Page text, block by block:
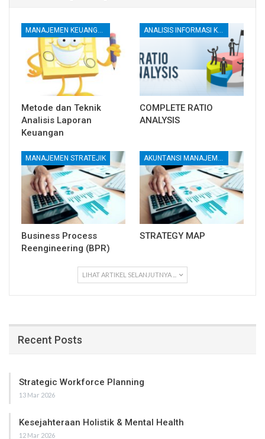
MANAJEMEN KEUANGAN
Metode dan Teknik
Analisis Laporan
Keuangan
ANALISIS INFORMASI KEUANGAN
COMPLETE RATIO
ANALYSIS
MANAJEMEN STRATEJIK
Business Process
Reengineering (BPR)
AKUNTANSI MANAJEMEN DAN BIAYA
STRATEGY MAP
LIHAT ARTIKEL SELANJUTNYA ...
Recent Posts
Strategic Workforce Planning
13 Mar 2026
Kesejahteraan Holistik & Mental Health
12 Mar 2026